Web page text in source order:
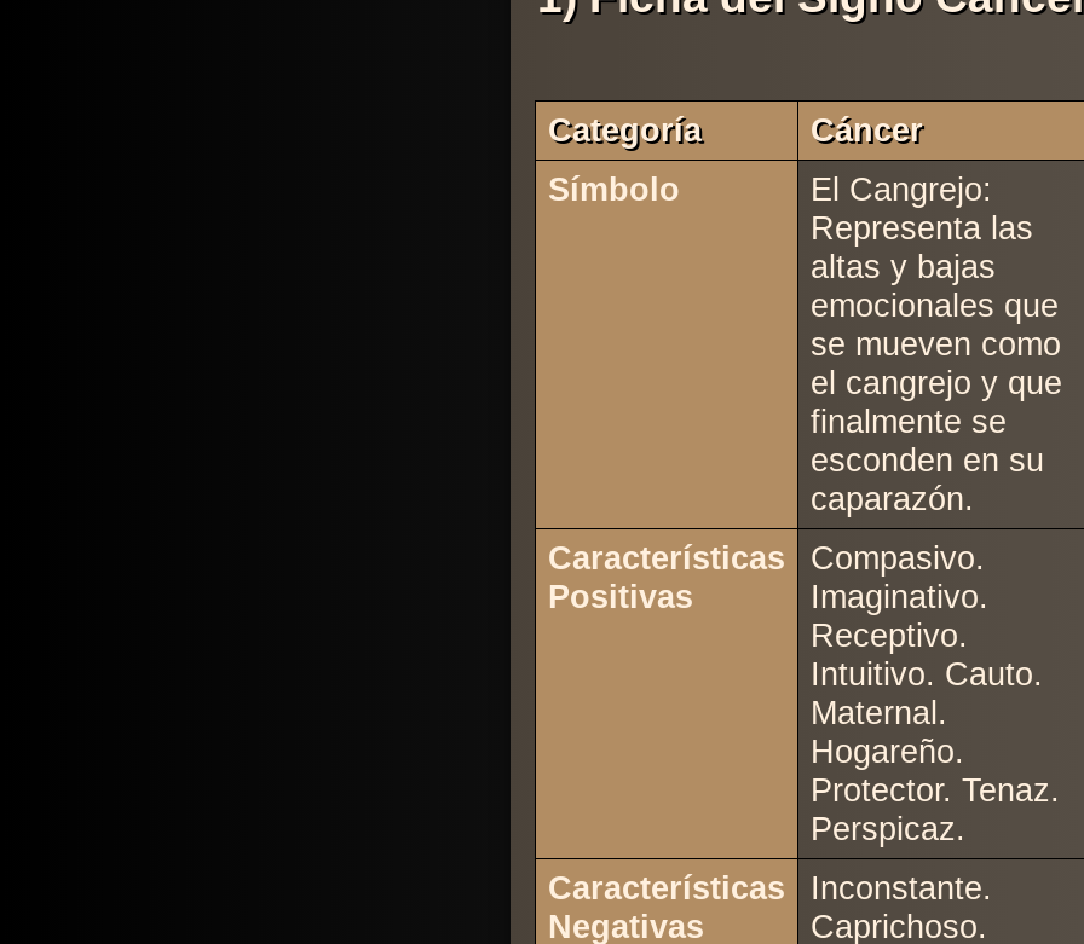
Categoría
Cáncer
Símbolo
El Cangrejo:
Representa las
altas y bajas
emocionales que
se mueven como
el cangrejo y que
finalmente se
esconden en su
caparazón.
Características
Positivas
Compasivo.
Imaginativo.
Receptivo.
Intuitivo. Cauto.
Maternal.
Hogareño.
Protector. Tenaz.
Perspicaz.
Características
Negativas
Inconstante.
Caprichoso.